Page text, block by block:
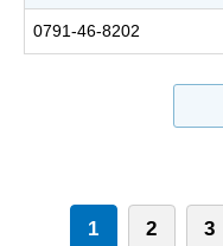
0791-46-8202
1 2 3